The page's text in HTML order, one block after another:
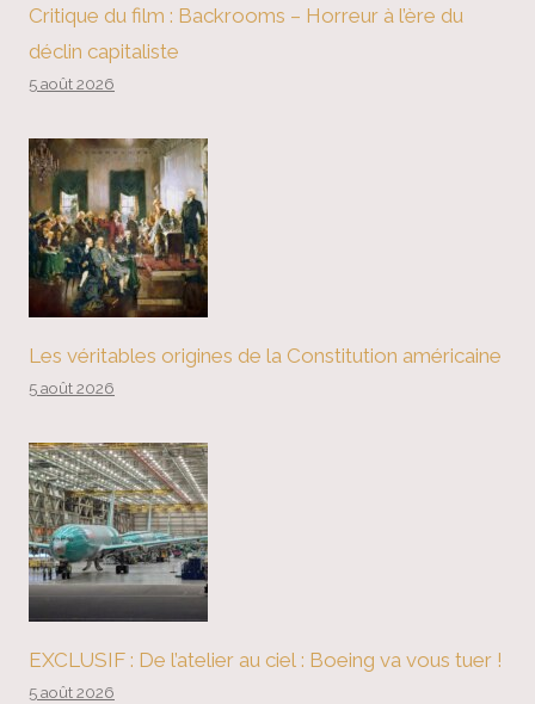
Critique du film : Backrooms – Horreur à l’ère du
déclin capitaliste
5 août 2026
Les véritables origines de la Constitution américaine
5 août 2026
EXCLUSIF : De l’atelier au ciel : Boeing va vous tuer !
5 août 2026